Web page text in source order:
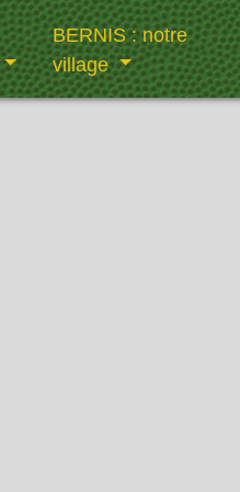
BERNIS : notre
village